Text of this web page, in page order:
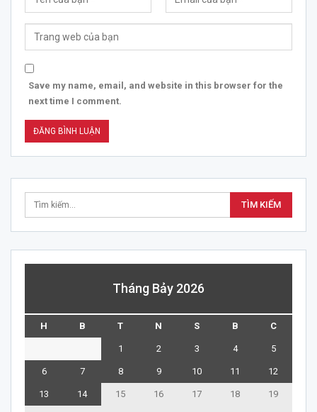
Save my name, email, and website in this browser for the
next time I comment.
Tháng Bảy 2026
H B T N S B C
1 2 3 4 5
6 7 8 9 10 11 12
13 14 15 16 17 18 19